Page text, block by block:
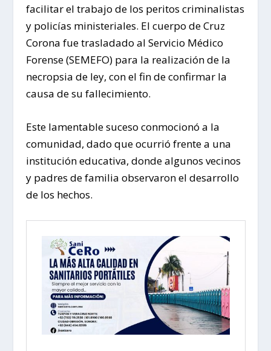
facilitar el trabajo de los peritos criminalistas
y policías ministeriales. El cuerpo de Cruz
Corona fue trasladado al Servicio Médico
Forense (SEMEFO) para la realización de la
necropsia de ley, con el fin de confirmar la
causa de su fallecimiento.
Este lamentable suceso conmocionó a la
comunidad, dado que ocurrió frente a una
institución educativa, donde algunos vecinos
y padres de familia observaron el desarrollo
de los hechos.